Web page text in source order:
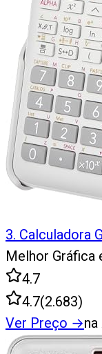
3. Calculadora
Melhor Gráfica
4.7
4.7(2.683)
Ver Preço →